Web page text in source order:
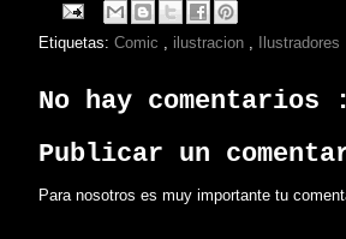
Etiquetas: Comic ilustracion Ilustradores
No hay comentarios :
Publicar un
Para nosotros es muy importante tu